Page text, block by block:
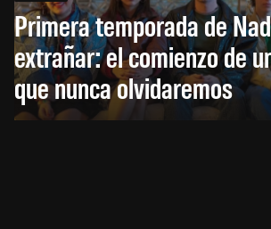
Primera temporada de
extrañar: el comienzo de
que nunca olvidaremos